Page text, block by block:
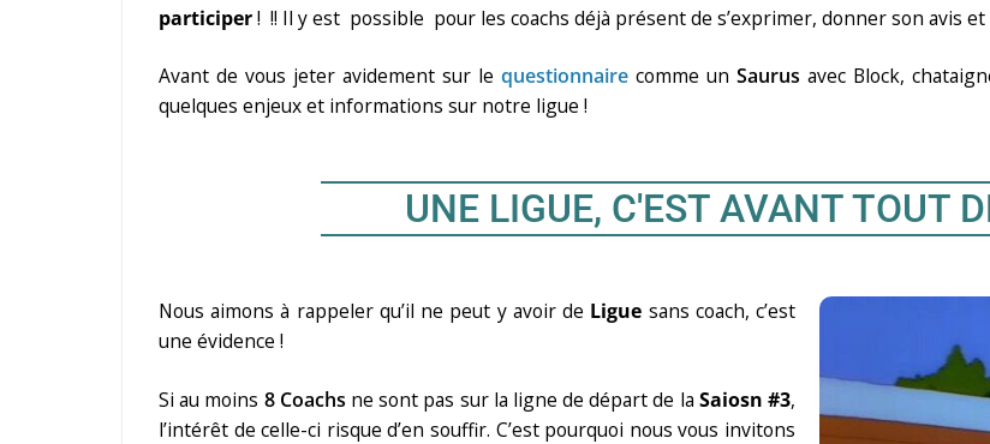
participer! !! Il y est possible pour les coachs déjà présent de s’exprimer, donner son avis
Avant de vous jeter avidement sur le questionnaire comme un Saurus avec Block,
quelques enjeux et informations sur notre ligue !
UNE LIGUE, C'EST AVANT TOUT
Nous aimons à rappeler qu’il ne peut y avoir de Ligue sans coach, c’est
une évidence !
Si au moins 8 Coachs ne sont pas sur la ligne de départ de la Saiosn #3,
l’intérêt de celle-ci risque d’en souffir. C’est pourquoi nous vous invitons